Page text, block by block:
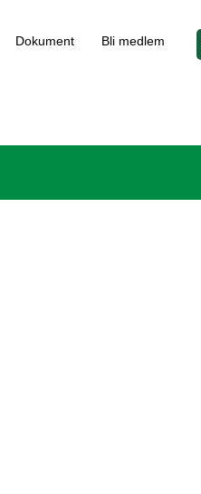
Dokument Bli medlem